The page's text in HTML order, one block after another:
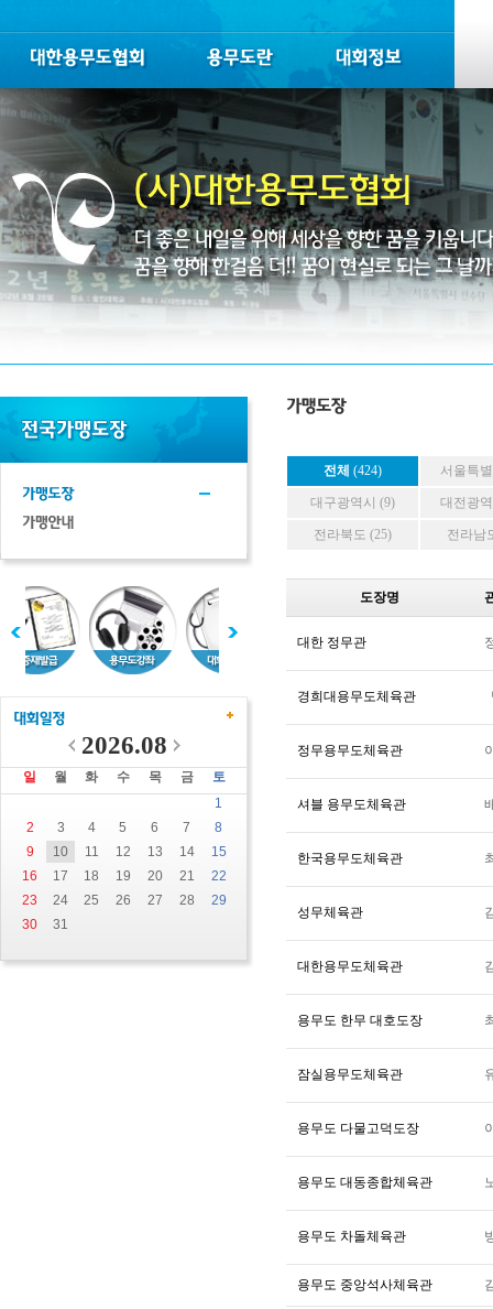
2026.08
일 월 화 수 목 금
토
1
2
3 4 5 6 7
8
9
10 11 12 13 14
15
16
17 18 19 20 21
22
23
24 25 26 27 28
29
30
31
전체 (424) 서울특
대구광역시 (9) 대전광
전라북도 (25) 전라남
도장명
대한 정무관
경희대용무도체육관
정무용무도체육관
셔블 용무도체육관
한국용무도체육관
성무체육관
대한용무도체육관
용무도 한무 대호도장
잠실용무도체육관
용무도 다물고덕도장
용무도 대동종합체육관
용무도 차돌체육관
용무도 중앙석사체육관